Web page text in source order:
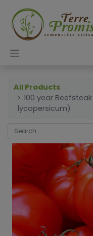
All Products
100 year
lycopersicum)